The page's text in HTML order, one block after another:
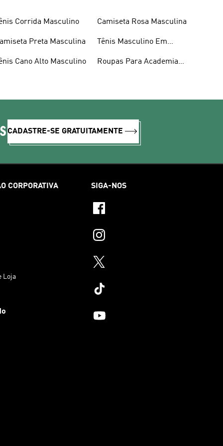
Corrida Masculino
Preta Masculina
Cano Alto Masculino
Camiseta Rosa Masculina
Tênis Masculino Em
Roupas Para Academia
CADASTRE-SE GRATUITAMENTE
CORPORATIVA
Loja
SIGA-NOS